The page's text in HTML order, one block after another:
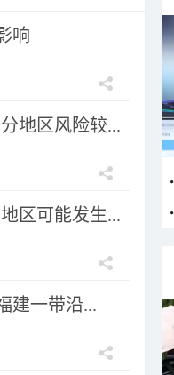
响
地区风险较...
区可能发生...
建一带沿...